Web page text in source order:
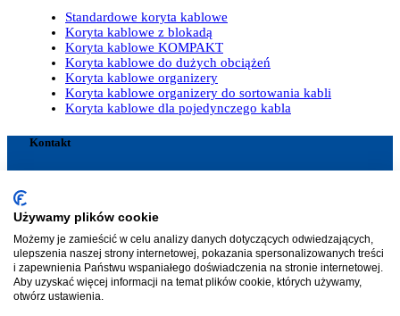
Standardowe koryta kablowe
Koryta kablowe z blokadą
Koryta kablowe KOMPAKT
Koryta kablowe do dużych obciążeń
Koryta kablowe organizery
Koryta kablowe organizery do sortowania kabli
Koryta kablowe dla pojedynczego kabla
Kontakt
DK-8600 Silkeborg
Denmark
Phone:+45-8685 1800
E-mail: siltec@siltec.dk
Używamy plików cookie
Możemy je zamieścić w celu analizy danych dotyczących odwiedzających,
ulepszenia naszej strony internetowej, pokazania spersonalizowanych treści
i zapewnienia Państwu wspaniałego doświadczenia na stronie internetowej.
Aby uzyskać więcej informacji na temat plików cookie, których używamy,
otwórz ustawienia.